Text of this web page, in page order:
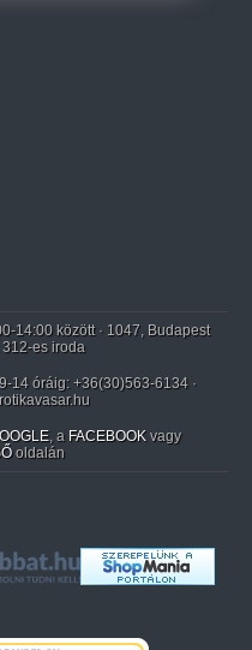
14:00 között · 1047, Budapest
es iroda
14 óráig: +36(30)563-6134 ·
, a FACEBOOK vagy
oldalán